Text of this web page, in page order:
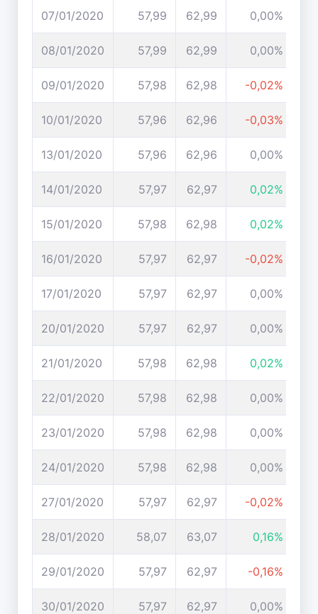
07/01/2020 57,99 62,99 0,00%
08/01/2020 57,99 62,99 0,00%
09/01/2020 57,98 62,98 -0,02%
10/01/2020 57,96 62,96 -0,03%
13/01/2020 57,96 62,96 0,00%
14/01/2020 57,97 62,97 0,02%
15/01/2020 57,98 62,98 0,02%
16/01/2020 57,97 62,97 -0,02%
17/01/2020 57,97 62,97 0,00%
20/01/2020 57,97 62,97 0,00%
21/01/2020 57,98 62,98 0,02%
22/01/2020 57,98 62,98 0,00%
23/01/2020 57,98 62,98 0,00%
24/01/2020 57,98 62,98 0,00%
27/01/2020 57,97 62,97 -0,02%
28/01/2020 58,07 63,07 0,16%
29/01/2020 57,97 62,97 -0,16%
30/01/2020 57,97 62,97 0,00%